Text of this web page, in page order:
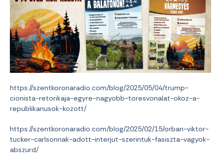
https://szentkoronaradio.com/blog/2025/05/04/trump-
cionista-retorikaja-egyre-nagyobb-toresvonalat-okoz-a-
republikanusok-kozott/
https://szentkoronaradio.com/blog/2025/02/15/orban-viktor-
tucker-carlsonnak-adott-interjut-szerintuk-fasiszta-vagyok-
abszurd/